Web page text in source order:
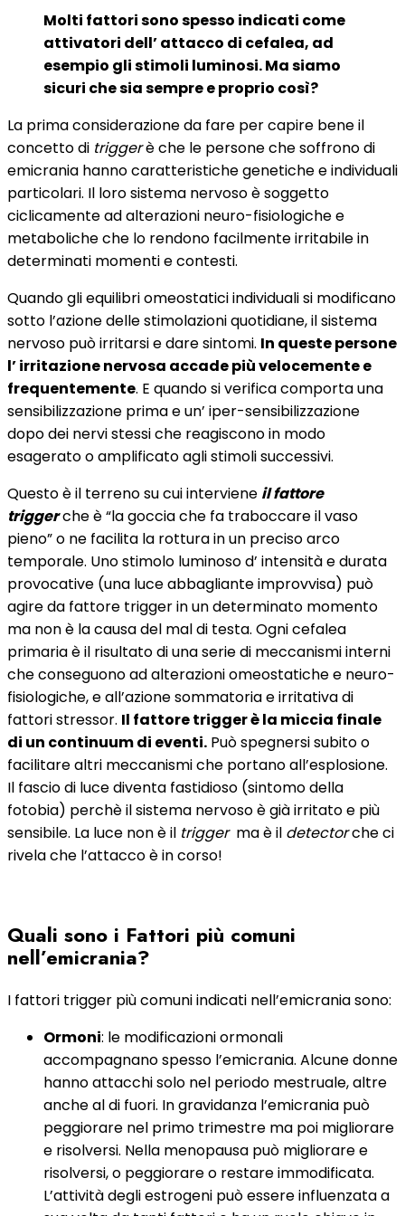
Molti fattori sono spesso indicati come
attivatori dell’ attacco di cefalea, ad
esempio gli stimoli luminosi. Ma siamo
sicuri che sia sempre e proprio così?
La prima considerazione da fare per capire bene il
concetto di triggerè che le persone che soffrono di
emicrania hanno caratteristiche genetiche e individuali
particolari. Il loro sistema nervoso è soggetto
ciclicamente ad alterazioni neuro-fisiologiche e
metaboliche che lo rendono facilmente irritabile in
determinati momenti e contesti.
Quando gli equilibri omeostatici individuali si modificano
sotto l’azione delle stimolazioni quotidiane, il sistema
nervoso può irritarsi e dare sintomi. In queste persone
l’ irritazione nervosa accade più velocemente e
frequentemente. E quando si verifica comporta una
sensibilizzazione prima e un’ iper-sensibilizzazione
dopo dei nervi stessi che reagiscono in modo
esagerato o amplificato agli stimoli successivi.
Questo è il terreno su cui interviene il fattore
triggerche è “la goccia che fa traboccare il vaso
pieno” o ne facilita la rottura in un preciso arco
temporale. Uno stimolo luminoso d’ intensità e durata
provocative (una luce abbagliante improvvisa) può
agire da fattore trigger in un determinato momento
ma non è la causa del mal di testa. Ogni cefalea
primaria è il risultato di una serie di meccanismi interni
che conseguono ad alterazioni omeostatiche e neuro-
fisiologiche, e all’azione sommatoria e irritativa di
fattori stressor. Il fattore trigger è la miccia finale
di un continuum di eventi. Può spegnersi subito o
facilitare altri meccanismi che portano all’esplosione.
Il fascio di luce diventa fastidioso (sintomo della
fotobia) perchè il sistema nervoso è già irritato e più
sensibile. La luce non è il triggerma è il detectorche ci
rivela che l’attacco è in corso!
Quali sono i Fattori più comuni
nell’emicrania?
I fattori trigger più comuni indicati nell’emicrania sono:
Ormoni: le modificazioni ormonali
accompagnano spesso l’emicrania. Alcune donne
hanno attacchi solo nel periodo mestruale, altre
anche al di fuori. In gravidanza l’emicrania può
peggiorare nel primo trimestre ma poi migliorare
e risolversi. Nella menopausa può migliorare e
risolversi, o peggiorare o restare immodificata.
L’attività degli estrogeni può essere influenzata a